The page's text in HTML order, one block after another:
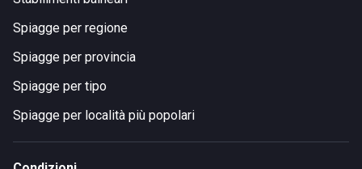
Spiagge per regione
Spiagge per provincia
Spiagge per tipo
Spiagge per località più popolari